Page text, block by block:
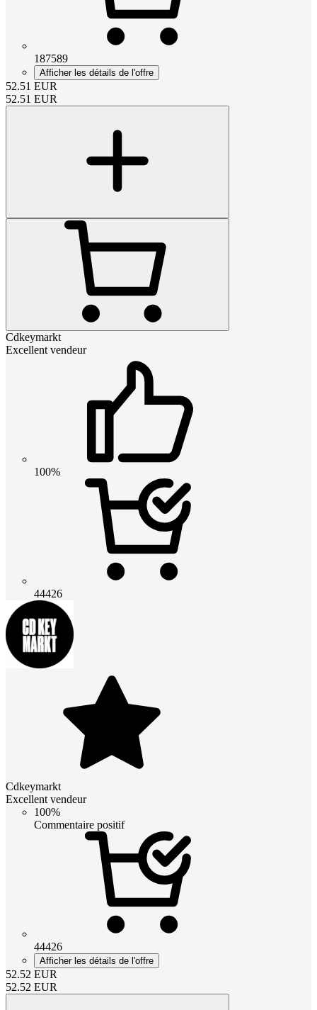
187589
Afficher les détails de l'offre
52.51 EUR
52.51 EUR
Cdkeymarkt
Excellent vendeur
100%
44426
Cdkeymarkt
Excellent vendeur
100%
Commentaire positif
44426
Afficher les détails de l'offre
52.52 EUR
52.52 EUR